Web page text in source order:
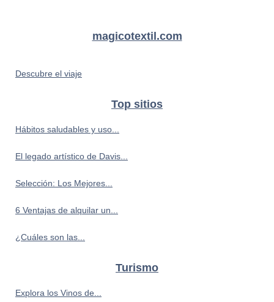
magicotextil.com
Descubre el viaje
Top sitios
Hábitos saludables y uso...
El legado artístico de Davis...
Selección: Los Mejores...
6 Ventajas de alquilar un...
¿Cuáles son las...
Turismo
Explora los Vinos de...